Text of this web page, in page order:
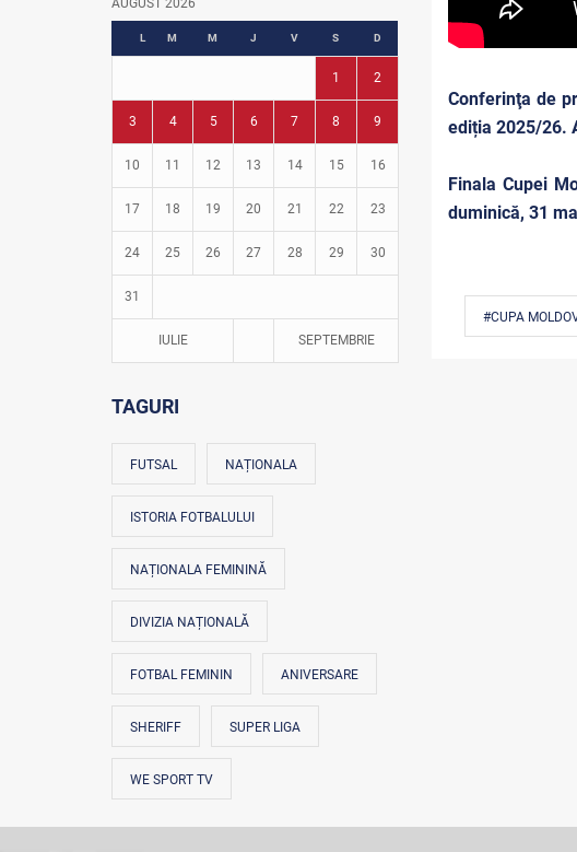
Fotbal în grădinițe
AUGUST 2026
L M M J V S D
1 2
3 4 5 6 7 8 9
10 11 12 13 14 15 16
17 18 19 20 21 22 23
24 25 26 27 28 29 30
31
IULIE SEPTEMBRIE
TAGURI
FUTSAL NAȚIONALA
ISTORIA FOTBALULUI
NAȚIONALA FEMININĂ
DIVIZIA NAȚIONALĂ
FOTBAL FEMININ ANIVERSARE
SHERIFF SUPER LIGA
WE SPORT TV
Conferinţa de
ediția 2025/26.
Finala Cupei
duminică, 31
#CUPA